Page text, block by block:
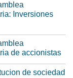
Inversiones
de accionistas
de sociedad